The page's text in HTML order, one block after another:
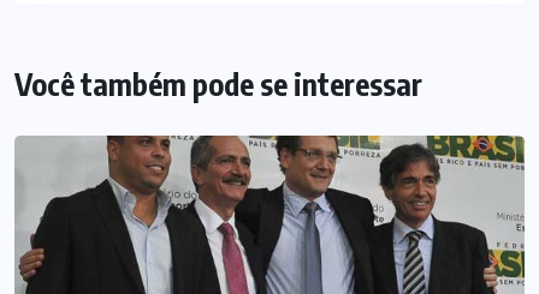
Você também pode se interessar